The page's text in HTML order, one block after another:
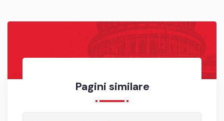
Pagini similare